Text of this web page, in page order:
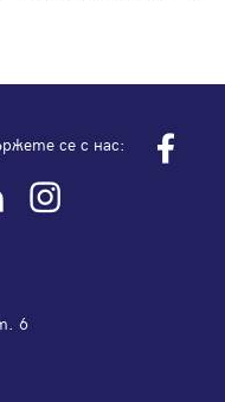
се с нас:
6